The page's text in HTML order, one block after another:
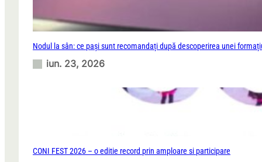
Nodul la sân: ce pași sunt recomandați după descoperirea unei
iun. 23, 2026
CONI FEST 2026 – o editie record prin amploare si participare